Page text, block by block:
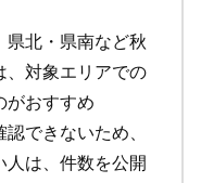
県北・県南など秋
、対象エリアでの
がおすすめ
できないため、
人は、件数を公開